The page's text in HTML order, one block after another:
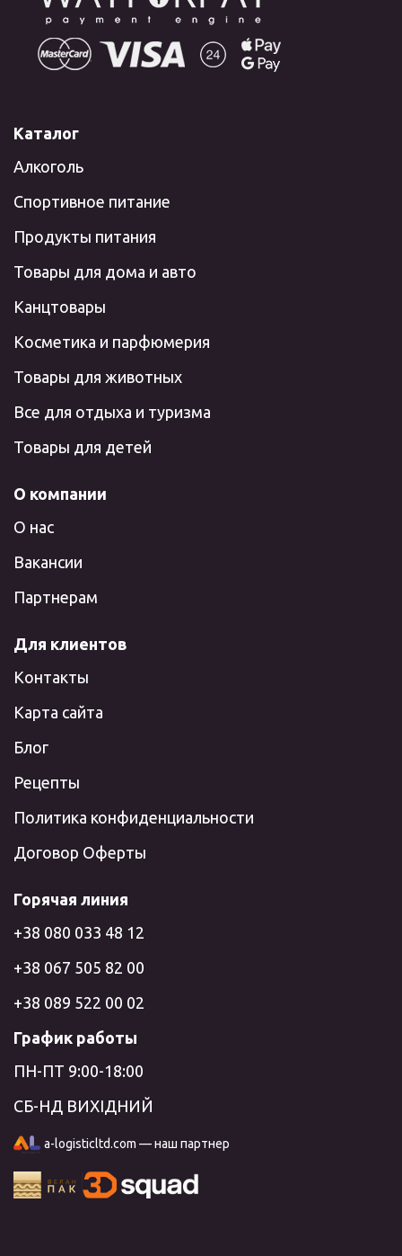
Каталог
Алкоголь
Спортивное питание
Продукты питания
Товары для дома и авто
Канцтовары
Косметика и парфюмерия
Товары для животных
Все для отдыха и туризма
Товары для детей
О компании
О нас
Вакансии
Партнерам
Для клиентов
Контакты
Карта сайта
Блог
Рецепты
Политика конфиденциальности
Договор Оферты
Горячая линия
+38 080 033 48 12
+38 067 505 82 00
+38 089 522 00 02
График работы
ПН-ПТ 9:00-18:00
СБ-НД ВИХІДНИЙ
a-logisticltd.com — наш партнер